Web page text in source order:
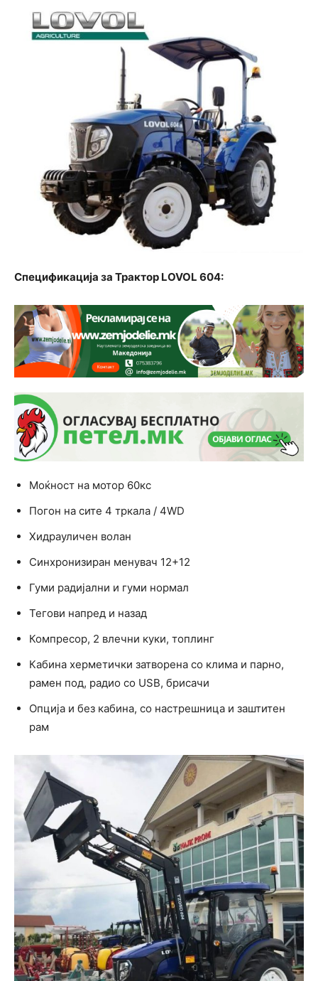
Спецификација за Трактор LOVOL 604:
Mоќност на мотор 60кс
Погон на сите 4 тркала / 4WD
Хидрауличен волан
Синхронизиран менувач 12+12
Гуми радијални и гуми нормал
Тегови напред и назад
Компресор, 2 влечни куки, топлинг
Кабина херметички затворена со клима и парно,
рамен под, радио со USB, брисачи
Опција и без кабина, со настрешница и заштитен
рам